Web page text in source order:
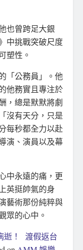
也曾跨足大銀
中挑戰突破尺度
塑性。
「公務員」。他
他務實且專注於
，總是默默將劇
沒有天分，只是
每秒都全力以赴
演、演員以及幕
中永遠的痛，更
英挺帥氣的身
藝術那份純粹與
眾的心中。
逝！ 渡假返台